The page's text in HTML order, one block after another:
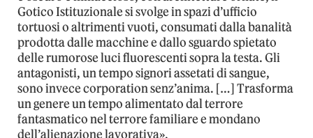
Gotico Istituzionale si svolge in spazi d’ufficio
tortuosi o altrimenti vuoti, consumati dalla banalità
prodotta dalle macchine e dallo sguardo spietato
delle rumorose luci fluorescenti sopra la testa. Gli
antagonisti, un tempo signori assetati di sangue,
sono invece corporation senz’anima. […] Trasforma
un genere un tempo alimentato dal terrore
fantasmatico nel terrore familiare e mondano
dell’alienazione lavorativa».